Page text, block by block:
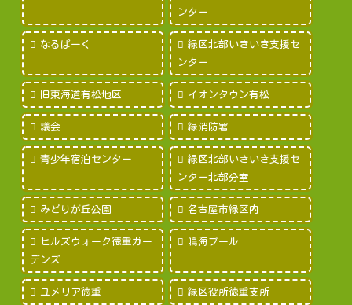
ンター
なるぱーく
緑区北部いきいき支援セ
ンター
旧東海道有松地区 イオンタウン有松
議会 緑消防署
青少年宿泊センター
緑区北部いきいき支援セ
ンター北部分室
みどりが丘公園 名古屋市緑区内
ヒルズウォーク徳重ガー
デンズ
鳴海プール
ユメリア徳重 緑区役所徳重支所